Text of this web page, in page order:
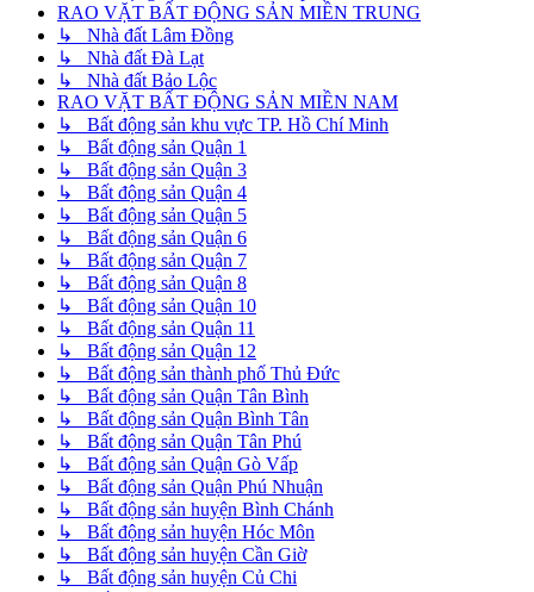
RAO VẶT BẤT ĐỘNG SẢN MIỀN TRUNG
↳ Nhà đất Lâm Đồng
↳ Nhà đất Đà Lạt
↳ Nhà đất Bảo Lộc
RAO VẶT BẤT ĐỘNG SẢN MIỀN NAM
↳ Bất động sản khu vực TP. Hồ Chí Minh
↳ Bất động sản Quận 1
↳ Bất động sản Quận 3
↳ Bất động sản Quận 4
↳ Bất động sản Quận 5
↳ Bất động sản Quận 6
↳ Bất động sản Quận 7
↳ Bất động sản Quận 8
↳ Bất động sản Quận 10
↳ Bất động sản Quận 11
↳ Bất động sản Quận 12
↳ Bất động sản thành phố Thủ Đức
↳ Bất động sản Quận Tân Bình
↳ Bất động sản Quận Bình Tân
↳ Bất động sản Quận Tân Phú
↳ Bất động sản Quận Gò Vấp
↳ Bất động sản Quận Phú Nhuận
↳ Bất động sản huyện Bình Chánh
↳ Bất động sản huyện Hóc Môn
↳ Bất động sản huyện Cần Giờ
↳ Bất động sản huyện Củ Chi